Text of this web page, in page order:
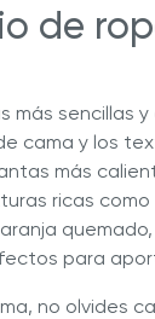
de
más sencillas
cama y los
más
ricas
para
no olvides